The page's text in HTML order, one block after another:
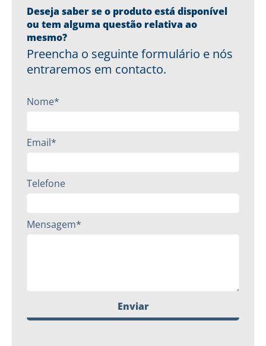
Deseja saber se o produto está disponível
ou tem alguma questão relativa ao
mesmo?
Preencha o seguinte formulário e nós
entraremos em contacto.
Nome*
Email*
Telefone
Mensagem*
Enviar